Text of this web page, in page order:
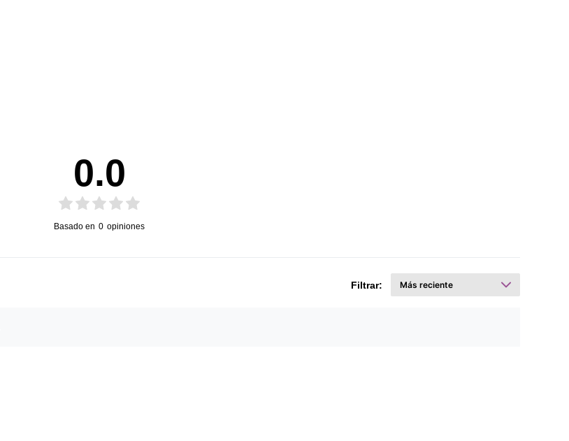
0.0
Basado en 0 opiniones
Filtrar: